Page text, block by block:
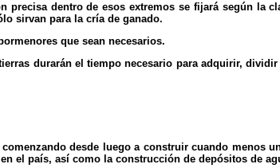
dentro de esos extremos se fijará según la
sirvan para la cría de ganado.
que sean necesarios.
durarán el tiempo necesario para adquirir,
desde luego a construir cuando
el país, así como la construcción de depósitos de